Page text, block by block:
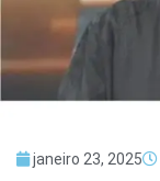
janeiro 23, 2025